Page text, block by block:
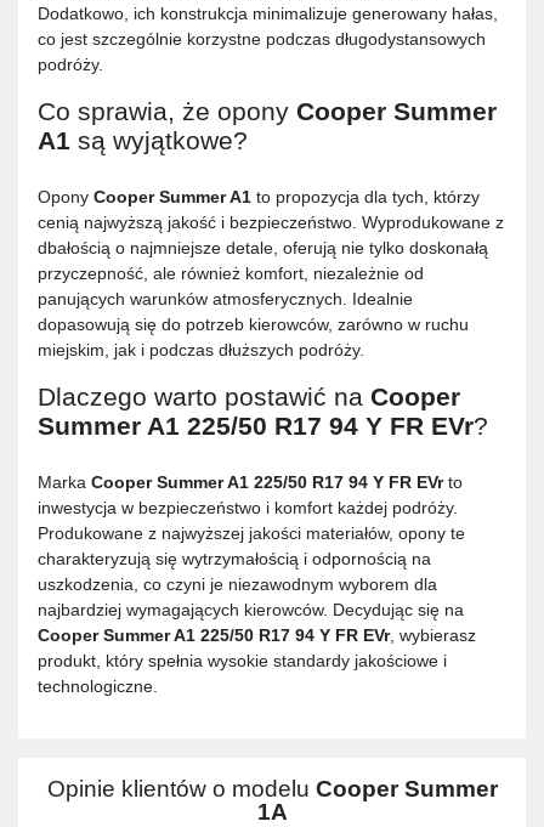
Dodatkowo, ich konstrukcja minimalizuje generowany hałas,
co jest szczególnie korzystne podczas długodystansowych
podróży.
Co sprawia, że opony Cooper Summer
A1 są wyjątkowe?
Opony Cooper Summer A1 to propozycja dla tych, którzy
cenią najwyższą jakość i bezpieczeństwo. Wyprodukowane z
dbałością o najmniejsze detale, oferują nie tylko doskonałą
przyczepność, ale również komfort, niezależnie od
panujących warunków atmosferycznych. Idealnie
dopasowują się do potrzeb kierowców, zarówno w ruchu
miejskim, jak i podczas dłuższych podróży.
Dlaczego warto postawić na Cooper
Summer A1 225/50 R17 94 Y FR EVr?
Marka Cooper Summer A1 225/50 R17 94 Y FR EVrto
inwestycja w bezpieczeństwo i komfort każdej podróży.
Produkowane z najwyższej jakości materiałów, opony te
charakteryzują się wytrzymałością i odpornością na
uszkodzenia, co czyni je niezawodnym wyborem dla
najbardziej wymagających kierowców. Decydując się na
Cooper Summer A1 225/50 R17 94 Y FR EVr, wybierasz
produkt, który spełnia wysokie standardy jakościowe i
technologiczne.
Opinie klientów o modelu Cooper Summer
1A